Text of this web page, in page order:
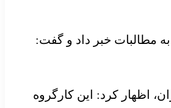
مطالبات خبر داد و گفت:
اظهار کرد: این کارگروه